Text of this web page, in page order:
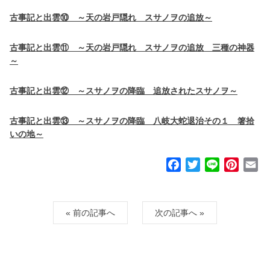
古事記と出雲⑩ ～天の岩戸隠れ スサノヲの追放～
古事記と出雲⑪ ～天の岩戸隠れ スサノヲの追放 三種の神器
～
古事記と出雲⑫ ～スサノヲの降臨 追放されたスサノヲ～
古事記と出雲⑬ ～スサノヲの降臨 八岐大蛇退治その１ 箸拾
いの地～
e
b
t
« 前の記事へ 次の記事へ »